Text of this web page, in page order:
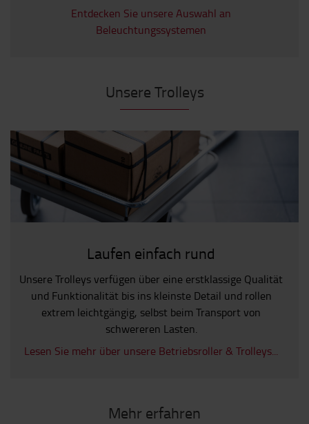
Entdecken Sie unsere Auswahl an
Beleuchtungssystemen
Unsere Trolleys
Laufen einfach rund
Unsere Trolleys verfügen über eine erstklassige Qualität
und Funktionalität bis ins kleinste Detail und rollen
extrem leichtgängig, selbst beim Transport von
schwereren Lasten.
Lesen Sie mehr über unsere Betriebsroller & Trolleys...
Mehr erfahren